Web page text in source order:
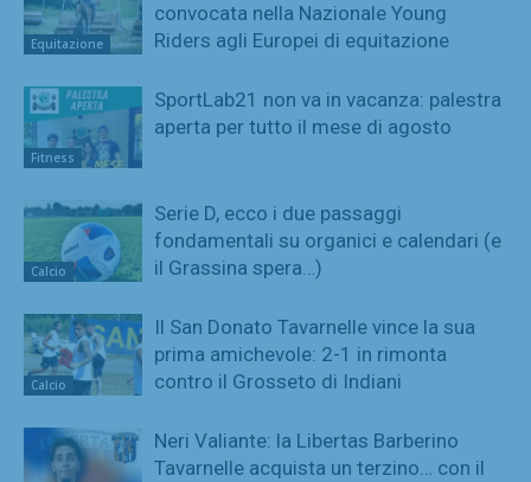
Equitazione
convocata nella Nazionale Young
Riders agli Europei di equitazione
Fitness
SportLab21 non va in vacanza: palestra
aperta per tutto il mese di agosto
Calcio
Serie D, ecco i due passaggi
fondamentali su organici e calendari (e
il Grassina spera…)
Calcio
Il San Donato Tavarnelle vince la sua
prima amichevole: 2-1 in rimonta
contro il Grosseto di Indiani
Neri Valiante: la Libertas Barberino
Tavarnelle acquista un terzino… con il